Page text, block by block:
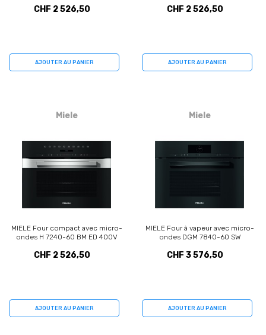
CHF 2 526,50
AJOUTER AU PANIER
CHF 2 526,50
AJOUTER AU PANIER
Miele
MIELE Four compact avec micro-
ondes H 7240-60 BM ED 400V
CHF 2 526,50
AJOUTER AU PANIER
Miele
MIELE Four à vapeur avec micro-
ondes DGM 7840-60 SW
CHF 3 576,50
AJOUTER AU PANIER